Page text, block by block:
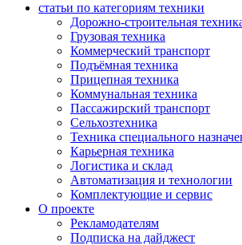
статьи по категориям техники
Дорожно-строительная
Грузовая техника
Коммерческий транспорт
Подъёмная техника
Прицепная техника
Коммунальная техника
Пассажирский транспорт
Сельхозтехника
Техника специального
Карьерная техника
Логистика и склад
Автоматизация и технологии
Комплектующие и сервис
О проекте
Рекламодателям
Подписка на дайджест